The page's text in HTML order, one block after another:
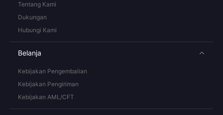
Tentang Kami
Dukungan
Hubungi Kami
Belanja
Kebijakan Pengembalian
Kebijakan Pengiriman
Kebijakan AML/CFT